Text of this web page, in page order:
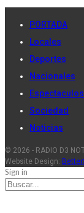
PORTADA
Locales
Deportes
Nacionales
Espectaculos
Sociedad
Noticias
© 2026 - RADIO D3
Website Design:
Sign in